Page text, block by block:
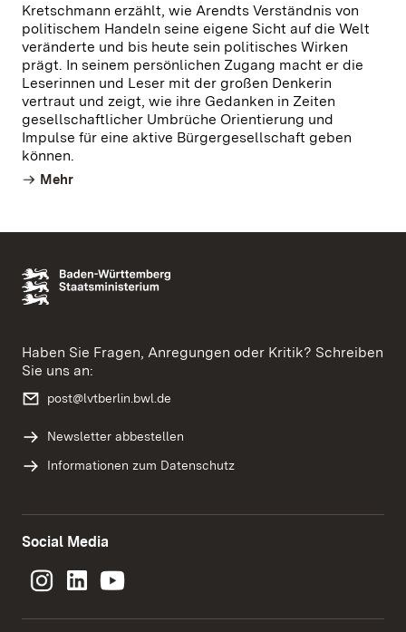
Kretschmann erzählt, wie Arendts Verständnis von
politischem Handeln seine eigene Sicht auf die Welt
veränderte und bis heute sein politisches Wirken
prägt. In seinem persönlichen Zugang macht er die
Leserinnen und Leser mit der großen Denkerin
vertraut und zeigt, wie ihre Gedanken in Zeiten
gesellschaftlicher Umbrüche Orientierung und
Impulse für eine aktive Bürgergesellschaft geben
können.
Mehr
Haben Sie Fragen, Anregungen oder Kritik? Schreiben
Sie uns an:
post@lvtberlin.bwl.de
Newsletter abbestellen
Informationen zum Datenschutz
Social Media